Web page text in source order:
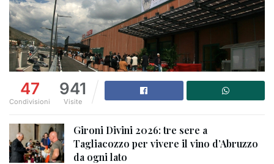
47
Condivisioni
941
Visite
Gironi Divini 2026: tre sere a
Tagliacozzo per vivere il vino d’Abruzzo
da ogni lato